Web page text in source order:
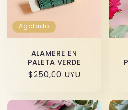
Agotado
ALAMBRE EN
PALETA VERDE
Precio
$250,00 UYU